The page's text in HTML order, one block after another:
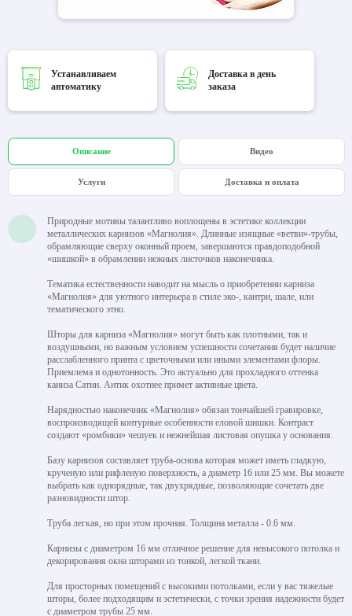
Устанавливаем
автоматику
Доставка в день
заказа
Описание Видео
Услуги Доставка и оплата
Природные мотивы талантливо воплощены в эстетике коллекции
металлических карнизов «Магнолия». Длинные изящные «ветви»-трубы,
обрамляющие сверху оконный проем, завершаются правдоподобной
«шишкой» в обрамлении нежных листочков наконечника.
Тематика естественности наводит на мысль о приобретении карниза
«Магнолия» для уютного интерьера в стиле эко-, кантри, шале, или
тематического этно.
Шторы для карниза «Магнолия» могут быть как плотными, так и
воздушными, но важным условием успешности сочетания будет наличие
расслабленного принта с цветочными или иными элементами флоры.
Приемлема и однотонность. Это актуально для прохладного оттенка
каниза Сатин. Антик охотнее примет активные цвета.
Нарядностью наконечник «Магнолия» обязан тончайшей гравировке,
воспроизводящей контурные особенности еловой шишки. Контраст
создают «ромбики» чешуек и нежнейшая листовая опушка у основания.
Базу карнизов составляет труба-основа которая может иметь гладкую,
крученую или рифленую поверхность, а диаметр 16 или 25 мм. Вы можете
выбрать как однорядные, так двухрядные, позволяющие сочетать две
разновидности штор.
Труба легкая, но при этом прочная. Толщина металла - 0.6 мм.
Карнизы с диаметром 16 мм отличное решение для невысокого потолка и
декорирования окна шторами из тонкой, легкой ткани.
Для просторных помещений с высокими потолками, если у вас тяжелые
шторы, более подходящим и эстетически, с точки зрения надежности будет
с диаметром трубы 25 мм.